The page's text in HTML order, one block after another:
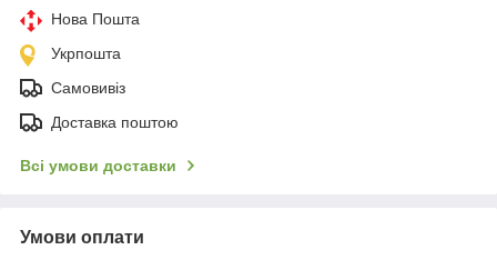
Нова Пошта
Укрпошта
Самовивіз
Доставка поштою
Всі умови доставки
Умови оплати